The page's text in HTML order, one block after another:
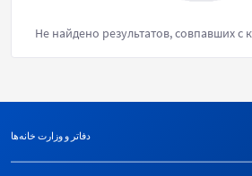
Не найдено результатов, совпавших
دفاتر و وزارت خانه‌ها